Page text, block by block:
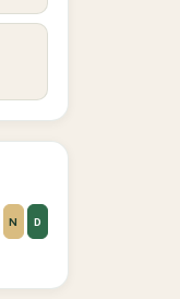
N D